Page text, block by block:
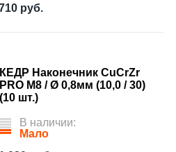
руб.
КЕДР Наконечник CuCrZr
PRO M8 / Ø 0,8мм (10,0 / 30)
(10 шт.)
В наличии:
Мало